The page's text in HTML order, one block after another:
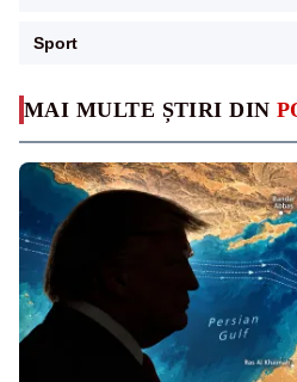
MAI MULTE ȘTIRI DIN
Sport